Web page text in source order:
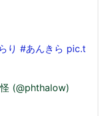
り #あんきら pic.t
(@phthalow)